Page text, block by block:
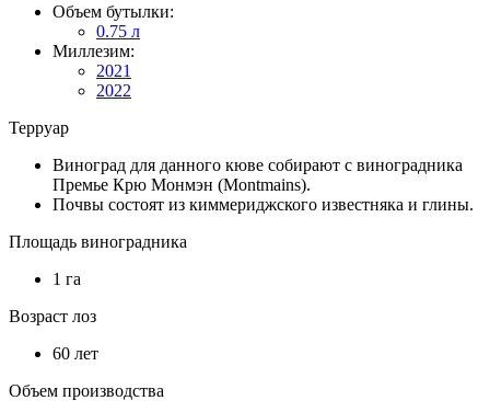
Объем бутылки:
0.75 л
Миллезим:
2021
2022
Терруар
Виноград для данного кюве собирают с виноградника
Премье Крю Монмэн (Montmains).
Почвы состоят из киммериджского известняка и глины.
Площадь виноградника
1 га
Возраст лоз
60 лет
Объем производства